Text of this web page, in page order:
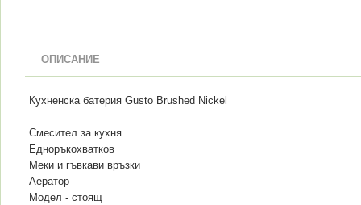
ОПИСАНИЕ
Кухненска батерия Gusto Brushed Nickel
Смесител за кухня
Едноръкохватков
Меки и гъвкави връзки
Аератор
Модел - стоящ